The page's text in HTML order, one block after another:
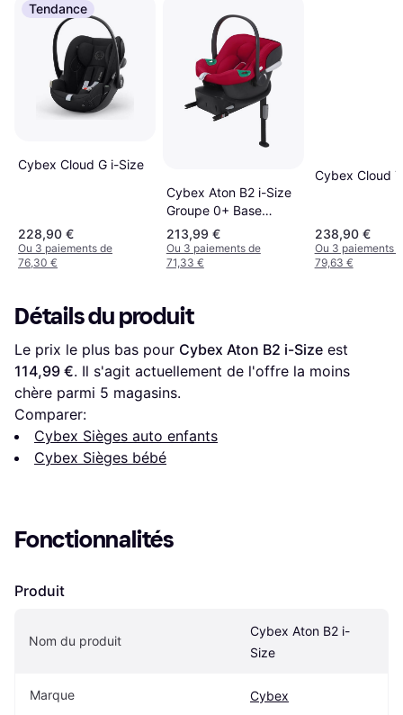
Tendance
Cybex Cloud G i-Size
228,90 €
Ou 3 paiements de
76,30 €
Cybex Aton B2 i-Size
Groupe 0+ Base
incluse
213,99 €
Ou 3 paiements de
71,33 €
Cybex Cloud
238,90 €
Ou 3 paiements
79,63 €
Détails du produit
Le prix le plus bas pour Cybex Aton B2 i-Size
114,99 €. Il s'agit actuellement de l'offre la moins
chère parmi 5 magasins.
Comparer:
Cybex Sièges auto enfants
Cybex Sièges bébé
Fonctionnalités
Produit
Nom du produit
Cybex Aton B2 i-
Size
Marque Cybex